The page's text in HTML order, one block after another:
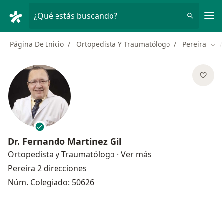
¿Qué estás buscando?
Página De Inicio Ortopedista Y Traumatólogo Pereira
Dr. Fernando Martinez Gil
Ortopedista y Traumatólogo · Ver más
Pereira 2 direcciones
Núm. Colegiado: 50626